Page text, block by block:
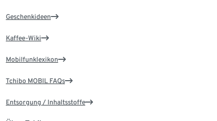
Geschenkideen
Kaffee-Wiki
Mobilfunklexikon
Tchibo MOBIL FAQs
Entsorgung / Inhaltsstoffe